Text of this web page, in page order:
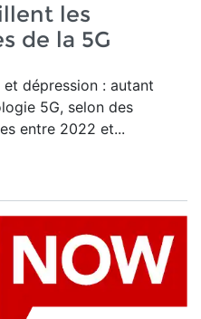
les
de la 5G
et dépression : autant
5G, selon des
entre 2022 et...